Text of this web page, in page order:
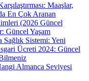
Maaşlar,
En Çok Aranan
(2026 Güncel
Güncel Yaşam
Sağlık Sistemi: Yeni
Ücreti 2024: Güncel
Almanca Seviyesi